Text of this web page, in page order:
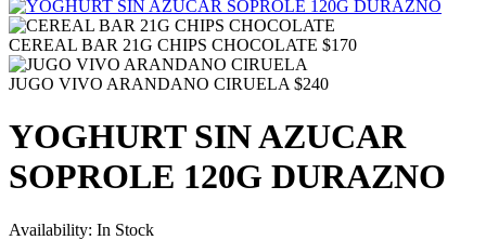
CEREAL BAR 21G CHIPS CHOCOLATE $170
JUGO VIVO ARANDANO CIRUELA $240
YOGHURT SIN AZUCAR
SOPROLE 120G DURAZNO
Availability: In Stock